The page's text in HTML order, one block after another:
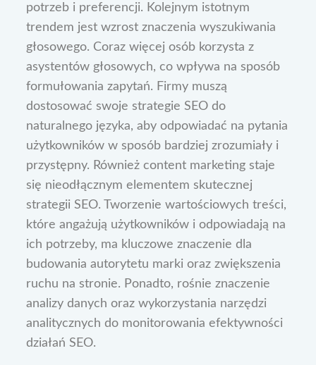
potrzeb i preferencji. Kolejnym istotnym
trendem jest wzrost znaczenia wyszukiwania
głosowego. Coraz więcej osób korzysta z
asystentów głosowych, co wpływa na sposób
formułowania zapytań. Firmy muszą
dostosować swoje strategie SEO do
naturalnego języka, aby odpowiadać na pytania
użytkowników w sposób bardziej zrozumiały i
przystępny. Również content marketing staje
się nieodłącznym elementem skutecznej
strategii SEO. Tworzenie wartościowych treści,
które angażują użytkowników i odpowiadają na
ich potrzeby, ma kluczowe znaczenie dla
budowania autorytetu marki oraz zwiększenia
ruchu na stronie. Ponadto, rośnie znaczenie
analizy danych oraz wykorzystania narzędzi
analitycznych do monitorowania efektywności
działań SEO.